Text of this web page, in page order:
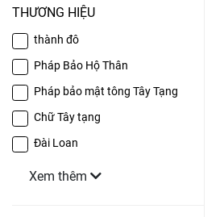
THƯƠNG HIỆU
thành đô
Pháp Bảo Hộ Thân
Pháp bảo mật tông Tây Tạng
Chữ Tây tạng
Đài Loan
Xem thêm